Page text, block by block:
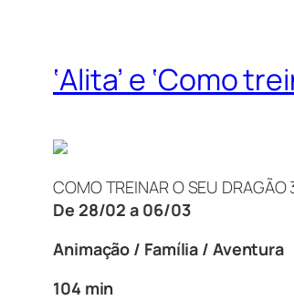
‘Alita’ e ‘Como
COMO TREINAR O SEU DRAGÃO
De 28/02 a 06/03
Animação / Família / Aventura
104 min